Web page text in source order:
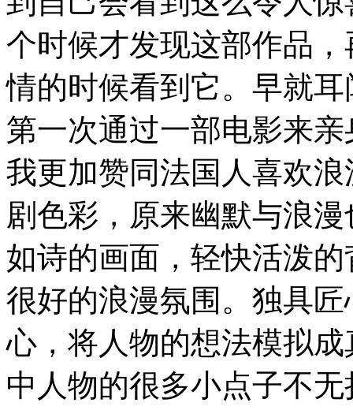
个时候才发现这部作品
情的时候看到它。早就
第一次通过一部电影来
我更加赞同法国人喜欢
剧色彩，原来幽默与浪
如诗的画面，轻快活泼
很好的浪漫氛围。独具
心，将人物的想法模拟
中人物的很多小点子不